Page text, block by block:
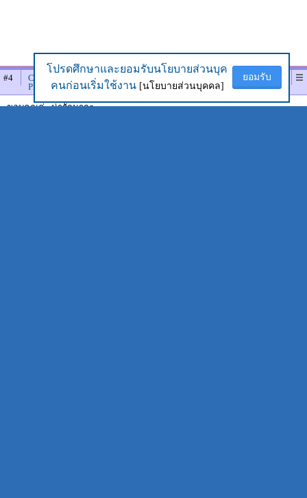
โปรดศึกษาและยอมรับนโยบายส่วนบุค
คนก่อนเริ่มใช้งาน [นโยบายส่วนบุคคล]
ยอมรับ
#4
Chadaporn
Ploythai
19-10-2016 - 11:16:56
ขอบคุณค่ะ น่ารักมากๆ
โปรดศึกษาและยอมรับนโยบายส่วนบุค
คนก่อนเริ่มใช้งาน [นโยบายส่วนบุคคล]
ยอมรับ